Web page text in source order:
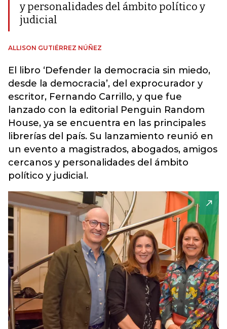
y personalidades del ámbito político y
judicial
ALLISON GUTIÉRREZ NÚÑEZ
El libro ‘Defender la democracia sin miedo,
desde la democracia’, del exprocurador y
escritor, Fernando Carrillo, y que fue
lanzado con la editorial Penguin Random
House, ya se encuentra en las principales
librerías del país. Su lanzamiento reunió en
un evento a magistrados, abogados, amigos
cercanos y personalidades del ámbito
político y judicial.